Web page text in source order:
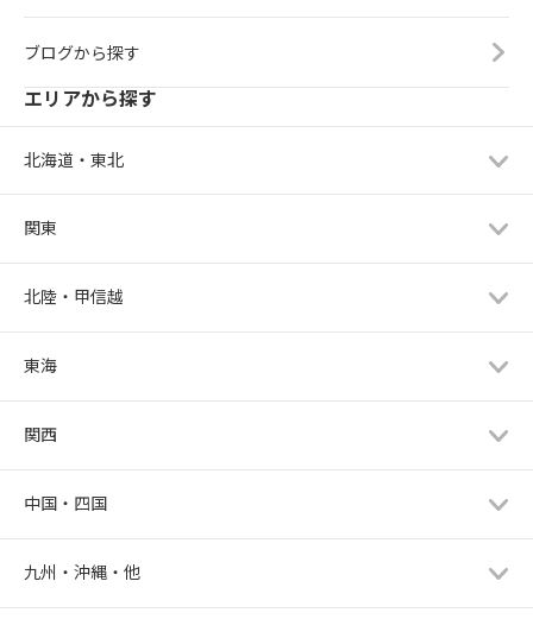
ブログから探す
エリアから探す
北海道・東北
関東
北陸・甲信越
東海
関西
中国・四国
九州・沖縄・他